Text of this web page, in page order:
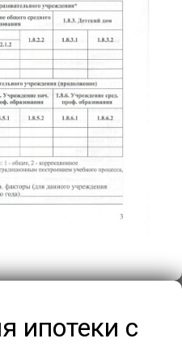
ипотеки с